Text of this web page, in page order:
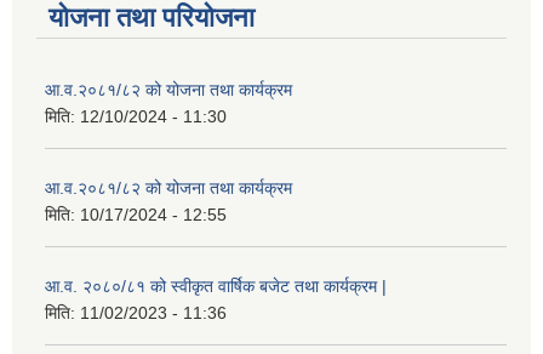
योजना तथा परियोजना
आ.व.२०८१/८२ को योजना तथा कार्यक्रम
मिति: 12/10/2024 - 11:30
आ.व.२०८१/८२ को योजना तथा कार्यक्रम
मिति: 10/17/2024 - 12:55
आ.व. २०८०/८१ को स्वीकृत वार्षिक बजेट तथा कार्यक्रम |
मिति: 11/02/2023 - 11:36